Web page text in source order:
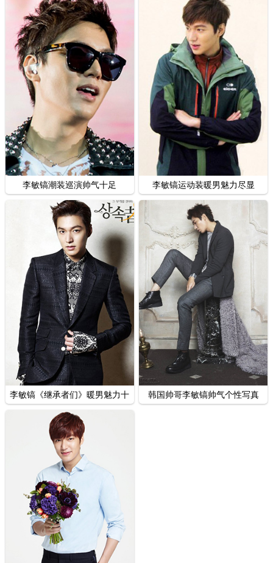
李敏镐潮装巡演帅气十足 李敏镐运动装暖男魅力尽显
李敏镐《继承者们》暖男魅力十
足
韩国帅哥李敏镐帅气个性写真